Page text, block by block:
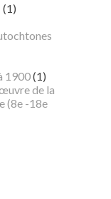
(1)
1900(1)
de la
(8e -18e